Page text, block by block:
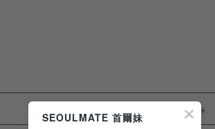
SEOULMATE 首爾妹